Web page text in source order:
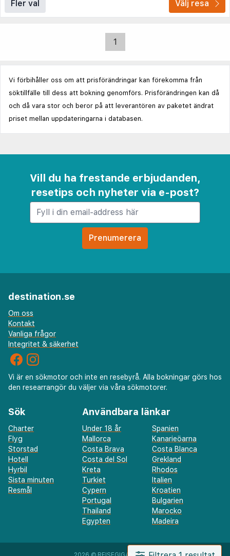
Fler val Välj resa
1
Vi förbihåller oss om att prisförändringar kan förekomma från
söktillfälle till dess att bokning genomförs. Prisförändringen kan då
och då vara stor och beror på att leverantören av paketet ändrat
priset mellan uppdateringarna i databasen.
Vill du ha frestande erbjudanden,
resetips och nyheter via e-post?
destination.se
Om oss
Kontakt
Vanliga frågor
Integritet & säkerhet
Vi är en sökmotor och inte en resebyrå. Alla bokningar görs hos
den researrangör du väljer via våra sökmotorer.
Sök
Charter
Flyg
Storstad
Hotell
Hyrbil
Sista minuten
Resmål
Användbara länkar
Under 18 år
Spanien
Mallorca
Kanarieöarna
Costa Brava
Costa Blanca
Costa del Sol
Grekland
Kreta
Rhodos
Turkiet
Italien
Cypern
Kroatien
Portugal
Bulgarien
Thailand
Marocko
Egypten
Madeira